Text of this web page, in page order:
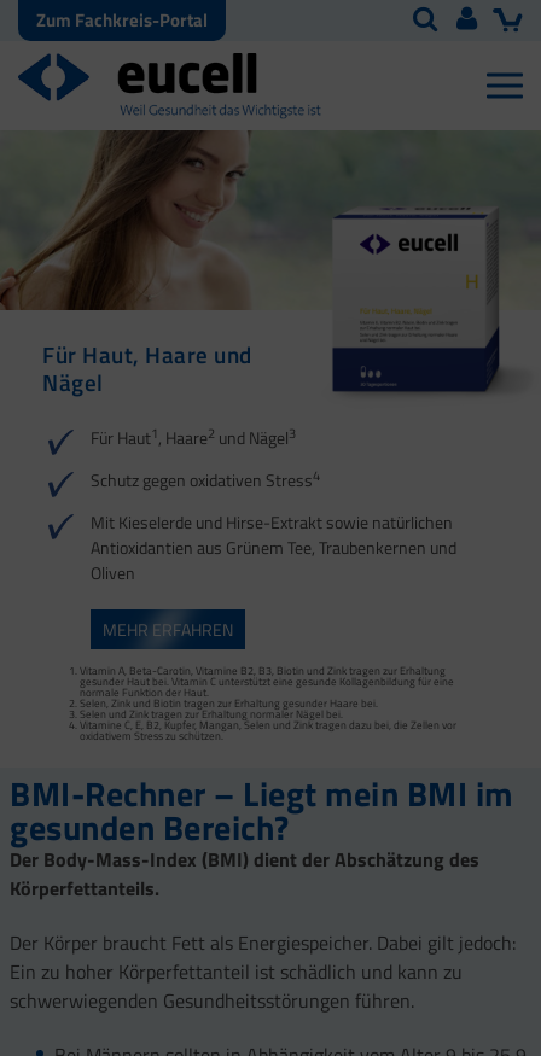
Zum Fachkreis-Portal
Für Haut, Haare und
Nägel
Für Haut1, Haare2 und Nägel3
Schutz gegen oxidativen Stress4
Mit Kieselerde und Hirse-Extrakt sowie natürlichen
Antioxidantien aus Grünem Tee, Traubenkernen und
Oliven
MEHR ERFAHREN
Vitamin A, Beta-Carotin, Vitamine B2, B3, Biotin und Zink tragen zur Erhaltung
gesunder Haut bei. Vitamin C unterstützt eine gesunde Kollagenbildung für eine
normale Funktion der Haut.
Selen, Zink und Biotin tragen zur Erhaltung gesunder Haare bei.
Selen und Zink tragen zur Erhaltung normaler Nägel bei.
Vitamine C, E, B2, Kupfer, Mangan, Selen und Zink tragen dazu bei, die Zellen vor
oxidativem Stress zu schützen.
Schutz vor oxidativem
Stress | Für Energie
Vitamine C und E, Kupfer, Mangan, Selen und Zink tragen dazu bei, die Zellen vor
oxidativem Stress zu schützen.
Vitamin B2, Kupfer und Mangan tragen zu einem normalen Energiestoffwechsel
bei.
BMI-Rechner – Liegt mein BMI im
gesunden Bereich?
Der Body-Mass-Index (BMI) dient der Abschätzung des
Körperfettanteils.
Der Körper braucht Fett als Energiespeicher. Dabei gilt jedoch:
Ein zu hoher Körperfettanteil ist schädlich und kann zu
schwerwiegenden Gesundheitsstörungen führen.